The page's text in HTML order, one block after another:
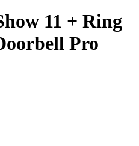
11 + Ring
Pro